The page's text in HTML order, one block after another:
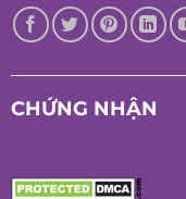
CHỨNG NHẬN